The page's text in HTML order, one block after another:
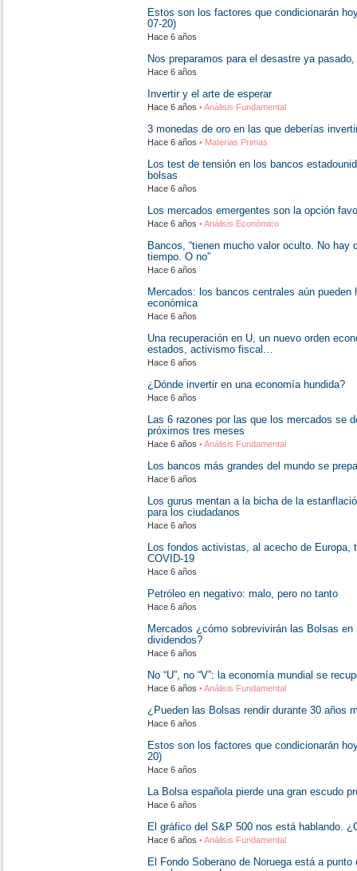
Estos son los factores que condicionarán
07-20)
Hace 6 años
Nos preparamos para el desastre ya
Hace 6 años
Invertir y el arte de esperar
Hace 6 años • Análisis Fundamental
3 monedas de oro en las que deberías
Hace 6 años • Materias Primas
Los test de tensión en los bancos
bolsas
Hace 6 años
Los mercados emergentes son la opción
Hace 6 años • Análisis Económico
Bancos, “tienen mucho valor oculto. No hay
tiempo. O no”
Hace 6 años
Mercados: los bancos centrales aún
económica
Hace 6 años
Una recuperación en U, un nuevo orden
estados, activismo fiscal…
Hace 6 años
¿Dónde invertir en una economía hundida?
Hace 6 años
Las 6 razones por las que los mercados se
próximos tres meses
Hace 6 años • Análisis Fundamental
Los bancos más grandes del mundo se
Hace 6 años
Los gurus mentan a la bicha de la
para los ciudadanos
Hace 6 años
Los fondos activistas, al acecho de Europa,
COVID-19
Hace 6 años
Petróleo en negativo: malo, pero no tanto
Hace 6 años
Mercados ¿cómo sobrevivirán las Bolsas
dividendos?
Hace 6 años
No “U”, no “V”: la economía mundial se
Hace 6 años • Análisis Fundamental
¿Pueden las Bolsas rendir durante 30 años
Hace 6 años
Estos son los factores que condicionarán
20)
Hace 6 años
La Bolsa española pierde una gran escudo
Hace 6 años
El gráfico del S&P 500 nos está hablando.
Hace 6 años • Análisis Fundamental
El Fondo Soberano de Noruega está a